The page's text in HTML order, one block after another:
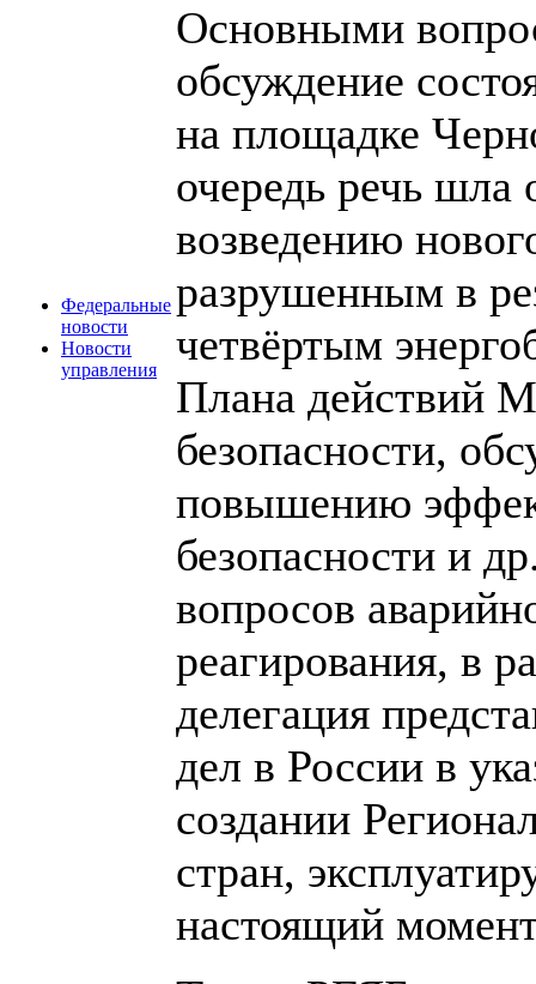
Федеральные
новости
Новости
управления
Основными
обсуждение
на площадке
очередь речь шла
возведению
разрушенным в
четвёртым
Плана действий
безопасности,
повышению
безопасности и
вопросов
реагирования, в
делегация
дел в России в
создании
стран,
настоящий